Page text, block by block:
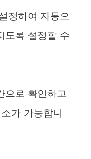
정하여 자동으
도록 설정할 수
으로 확인하고
가 가능합니